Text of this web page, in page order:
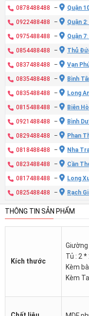
0878488488 – Quận
0922488488 – Quận 2
0975488488 – Quận 7
0854488488 – Thủ
0837488488 – Vạn
0835488488 – Bình
0835488488 – Long
0815488488 – Biên
0921488488 – Bình
0829488488 – Phan
0818488488 – Nha
0823488488 – Cần
0817488488 – Long
0825488488 – Rạch
THÔNG TIN SẢN PHẨM
Kích thước
Tủ : 2 *
Kèm
Kèm